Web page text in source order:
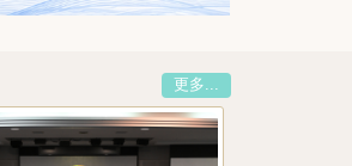
更多...